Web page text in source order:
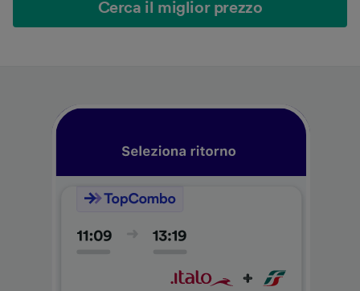
Cerca il miglior prezzo